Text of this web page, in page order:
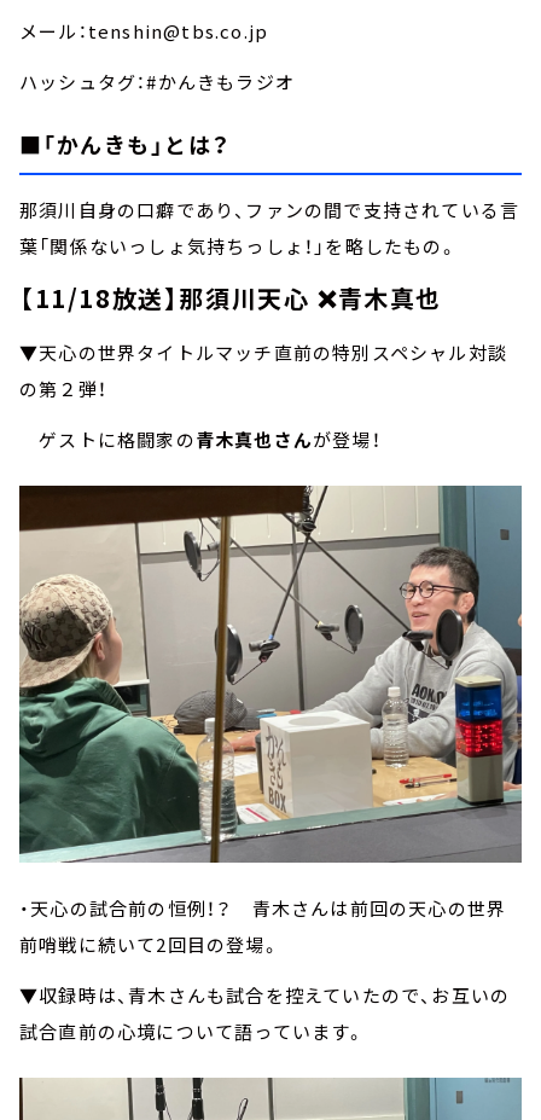
メール：tenshin@tbs.co.jp
ハッシュタグ：#かんきもラジオ
■「かんきも」とは？
那須川自身の口癖であり、ファンの間で支持されている言
葉「関係ないっしょ気持ちっしょ！」を略したもの。
【11/18放送】那須川天心 ❌青木真也
▼天心の世界タイトルマッチ直前の特別スペシャル対談
の第２弾！
ゲストに格闘家の青木真也さんが登場！
・天心の試合前の恒例！？ 青木さんは前回の天心の世界
前哨戦に続いて2回目の登場。
▼収録時は、青木さんも試合を控えていたので、お互いの
試合直前の心境について語っています。